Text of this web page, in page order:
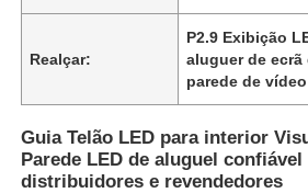
Realçar:
P2.9 Exibição
aluguer de ecrã
parede de
Guia Telão LED para interior
Parede LED de aluguel confiável
distribuidores e revendedores